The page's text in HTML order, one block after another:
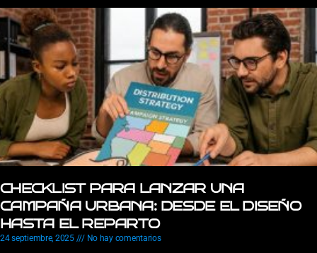
CHECKLIST PARA LANZAR UNA
CAMPAÑA URBANA: DESDE EL DISEÑO
HASTA EL REPARTO
24 septiembre, 2025 No hay comentarios